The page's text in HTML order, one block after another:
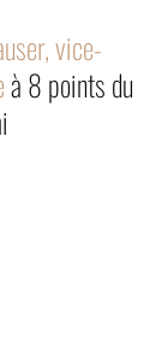
vice-
à 8 points du